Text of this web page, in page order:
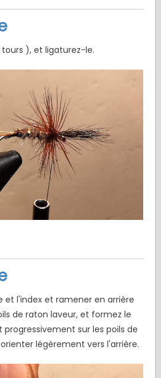
), et ligaturez-le.
et l'index et ramener en arrière
de raton laveur, et formez le
sur les poils de
légèrement vers l'arrière.